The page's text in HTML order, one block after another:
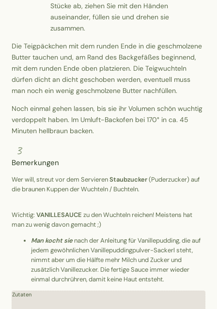
Stücke ab, ziehen Sie mit den Händen
auseinander, füllen sie und drehen sie
zusammen.
Die Teigpäckchen mit dem runden Ende in die geschmolzene
Butter tauchen und, am Rand des Backgefäßes beginnend,
mit dem runden Ende oben platzieren. Die Teigwuchteln
dürfen dicht an dicht geschoben werden, eventuell muss
man noch ein wenig geschmolzene Butter nachfüllen.
Noch einmal gehen lassen, bis sie ihr Volumen schön wuchtig
verdoppelt haben. Im Umluft-Backofen bei 170° in ca. 45
Minuten hellbraun backen.
3
Bemerkungen
Wer will, streut vor dem ServierenStaubzucker(Puderzucker) auf
die braunen Kuppen der Wuchteln / Buchteln.
Wichtig: VANILLESAUCE zu den Wuchteln reichen! Meistens hat
man zu wenig davon gemacht ;)
Man kocht sie nach der Anleitung für Vanillepudding, die auf
jedem gewöhnlichen Vanillepuddingpulver-Sackerl steht,
nimmt aber um die Hälfte mehr Milch und Zucker und
zusätzlich Vanillezucker. Die fertige Sauce immer wieder
einmal durchrühren, damit keine Haut entsteht.
Zutaten